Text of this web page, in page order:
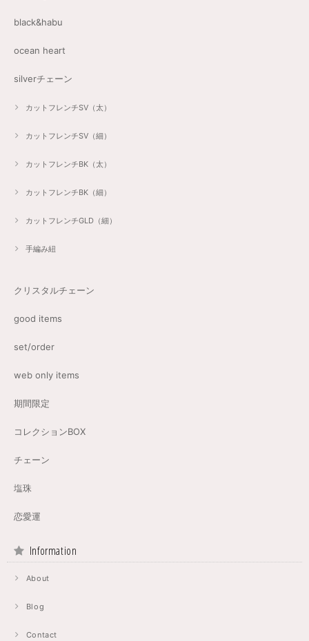
black&habu
ocean heart
silverチェーン
カットフレンチSV（太）
カットフレンチSV（細）
カットフレンチBK（太）
カットフレンチBK（細）
カットフレンチGLD（細）
手編み紐
クリスタルチェーン
good items
set/order
web only items
期間限定
コレクションBOX
チェーン
塩珠
恋愛運
Information
About
Blog
Contact